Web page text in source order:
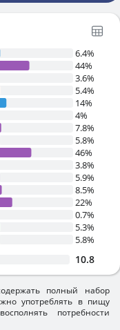
6.4%
44%
3.6%
5.4%
14%
4%
7.8%
5.8%
46%
3.8%
5.9%
8.5%
22%
0.7%
5.3%
5.8%
10.8
полный набор
употреблять в пищу
потребности